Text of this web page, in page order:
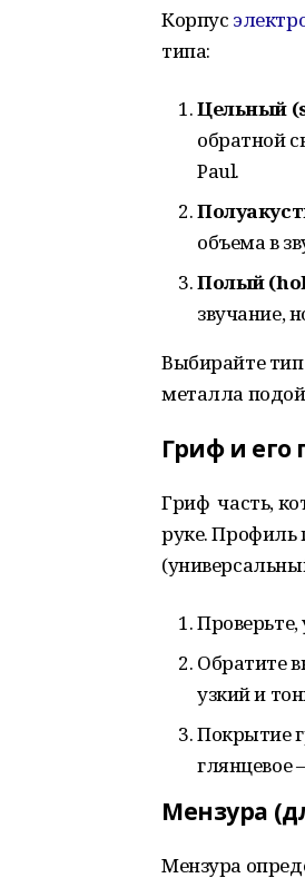
Корпус
типа:
Цельный (
обратной
Paul.
объема в
Полый (
звучание,
Выбирайте
металла
Гриф и его
Гриф ­ часть,
руке. Профиль
Обратите
узкий и
Покрытие
глянцевое
Мензура
Мензура